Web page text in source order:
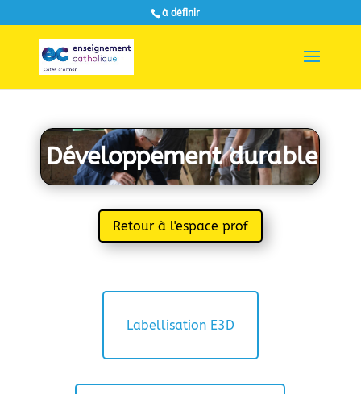
à définir
Développement durable
Retour à l'espace prof
Labellisation E3D